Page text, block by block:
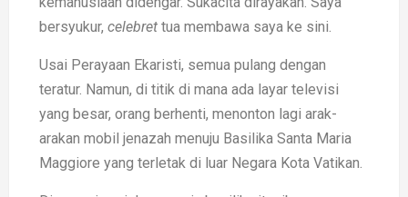
bersyukur, celebret tua membawa saya ke sini.
Usai Perayaan Ekaristi, semua pulang dengan
teratur. Namun, di titik di mana ada layar televisi
yang besar, orang berhenti, menonton lagi arak-
arakan mobil jenazah menuju Basilika Santa Maria
Maggiore yang terletak di luar Negara Kota Vatikan.